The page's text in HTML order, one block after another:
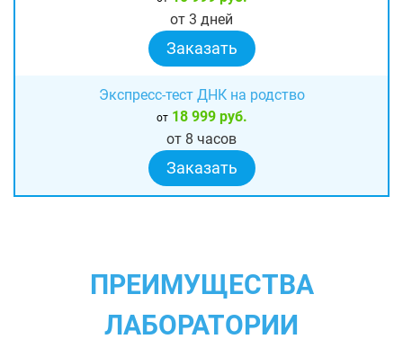
от 3 дней
Заказать
Экспресс-тест ДНК на родство
от18 999 руб.
от 8 часов
Заказать
ПРЕИМУЩЕСТВА
ЛАБОРАТОРИИ